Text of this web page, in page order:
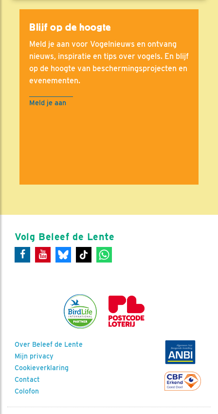
Blijf op de hoogte
Meld je aan voor Vogelnieuws en ontvang
nieuws, inspiratie en tips over vogels. En blijf
op de hoogte van beschermingsprojecten en
evenementen.
Meld je aan
Volg Beleef de Lente
Over Beleef de Lente
Mijn privacy
Cookieverklaring
Contact
Colofon